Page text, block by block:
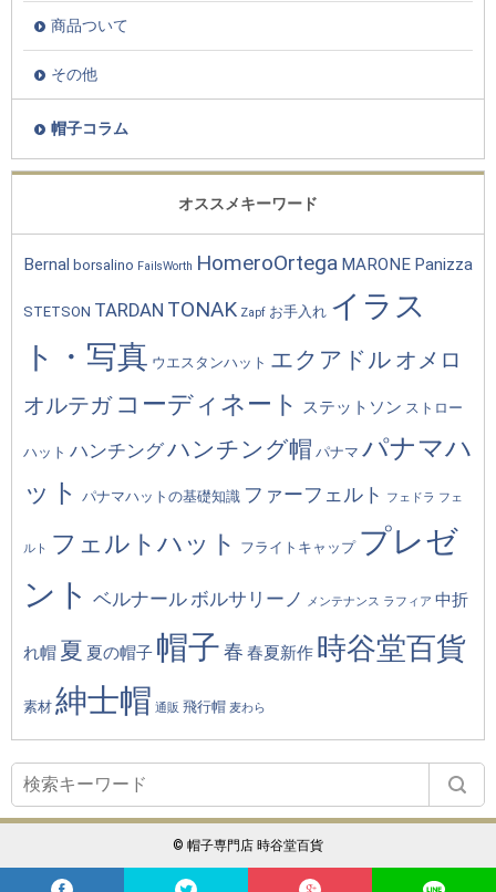
商品ついて
その他
帽子コラム
オススメキーワード
Bernal borsalino FailsWorth HomeroOrtega MARONE Panizza
STETSON TARDAN TONAK Zapf お手入れ イラス
ト・写真 ウエスタンハット エクアドル オメロ
オルテガ コーディネート ステットソン ストロー
ハット ハンチングハンチング帽 パナマ パナマハ
ット
パナマハットの基礎知識 ファーフェルト フェドラ フェ
ルト フェルトハット フライトキャップ プレゼ
ント ベルナールボルサリーノ メンテナンス ラフィア 中折
れ帽 夏 夏の帽子 帽子春 春夏新作 時谷堂百貨
素材 紳士帽 通販 飛行帽 麦わら
© 帽子専門店 時谷堂百貨